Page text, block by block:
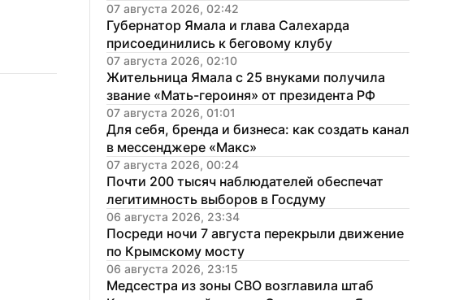
07 августа 2026, 02:42
Губернатор Ямала и глава Салехарда
присоединились к беговому клубу
07 августа 2026, 02:10
Жительница Ямала с 25 внуками получила
звание «Мать-героиня» от президента РФ
07 августа 2026, 01:01
Для себя, бренда и бизнеса: как создать канал
в мессенджере «Макс»
07 августа 2026, 00:24
Почти 200 тысяч наблюдателей обеспечат
легитимность выборов в Госдуму
06 августа 2026, 23:34
Посреди ночи 7 августа перекрыли движение
по Крымскому мосту
06 августа 2026, 23:15
Медсестра из зоны СВО возглавила штаб